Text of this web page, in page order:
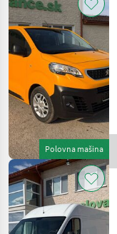
Polovna mašina